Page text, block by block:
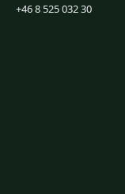
+46 8 525 032 30